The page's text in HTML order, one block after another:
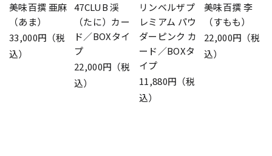
美味百撰 亜麻
（あま）
33,000円（税
込）
47CLUB 渓
（たに）カー
ド／BOXタイ
プ
22,000円（税
込）
リンベルザプ
レミアム パウ
ダーピンク カ
ード／BOXタ
イプ
11,880円（税
込）
美味百撰 李
（すもも）
22,000円（税
込）